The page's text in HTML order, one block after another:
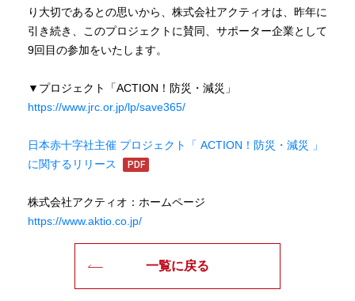
り大切であるとの思いから、株式会社アクティオは、昨年に
引き続き、このプロジェクトに賛同、サポーター企業として
9回目の参加をいたします。
▼プロジェクト「ACTION！防災・減災」
https://www.jrc.or.jp/lp/save365/
日本赤十字社主催 プロジェクト「 ACTION！防災・減災 」
に関するリリース
株式会社アクティオ：ホームページ
https://www.aktio.co.jp/
一覧に戻る